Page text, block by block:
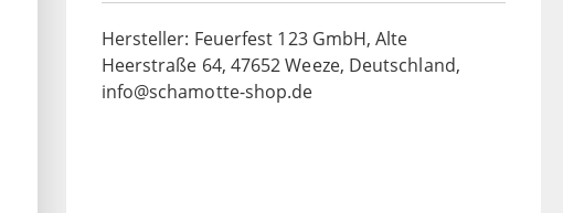
Hersteller: Feuerfest 123 GmbH, Alte
Heerstraße 64, 47652 Weeze, Deutschland,
info@schamotte-shop.de